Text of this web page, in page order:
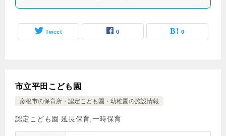
Tweet 0 0
市立平田こども園
彦根市の保育所・認定こども園・幼稚園の施設情報
認定こども園 延長保育,一時保育